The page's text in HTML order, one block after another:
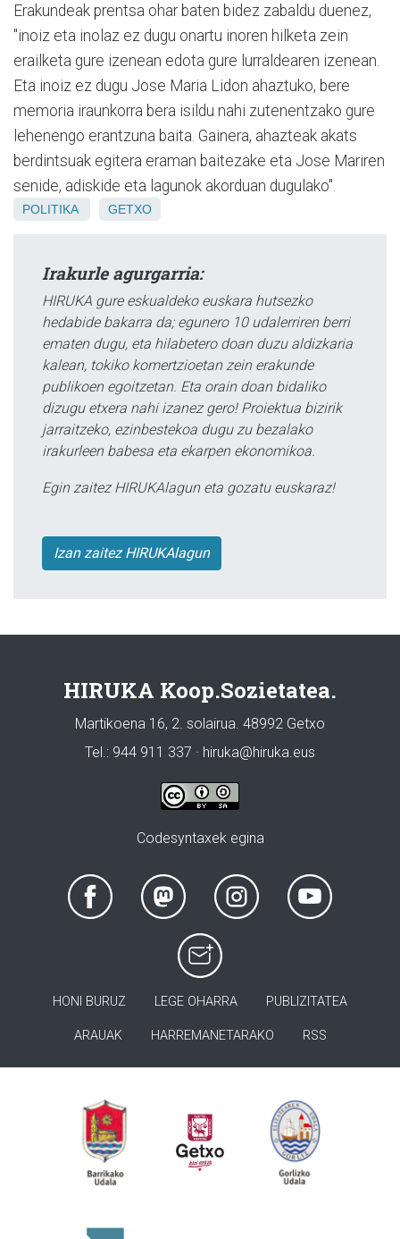
Erakundeak prentsa ohar baten bidez zabaldu duenez,
"inoiz eta inolaz ez dugu onartu inoren hilketa zein
erailketa gure izenean edota gure lurraldearen izenean.
Eta inoiz ez dugu Jose Maria Lidon ahaztuko, bere
memoria iraunkorra bera isildu nahi zutenentzako gure
lehenengo erantzuna baita. Gainera, ahazteak akats
berdintsuak egitera eraman baitezake eta Jose Mariren
senide, adiskide eta lagunok akorduan dugulako".
POLITIKA GETXO
Irakurle agurgarria:
HIRUKA gure eskualdeko euskara hutsezko
hedabide bakarra da; egunero 10 udalerriren berri
ematen dugu, eta hilabetero doan duzu aldizkaria
kalean, tokiko komertzioetan zein erakunde
publikoen egoitzetan. Eta orain doan bidaliko
dizugu etxera nahi izanez gero! Proiektua bizirik
jarraitzeko, ezinbestekoa dugu zu bezalako
irakurleen babesa eta ekarpen ekonomikoa.
Egin zaitez HIRUKAlagun eta gozatu euskaraz!
Izan zaitez HIRUKAlagun
HIRUKA Koop.Sozietatea.
Martikoena 16, 2. solairua. 48992 Getxo
Tel.: 944 911 337 · hiruka@hiruka.eus
Codesyntaxek egina
HONI BURUZ LEGE OHARRA PUBLIZITATEA
ARAUAK HARREMANETARAKO RSS